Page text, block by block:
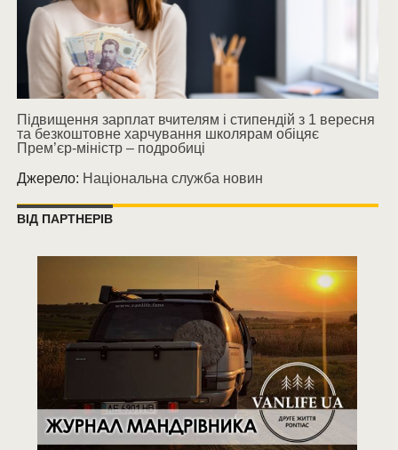
Підвищення зарплат вчителям і стипендій з 1 вересня
та безкоштовне харчування школярам обіцяє
Прем’єр-міністр – подробиці
Джерело: Національна служба новин
ВІД ПАРТНЕРІВ